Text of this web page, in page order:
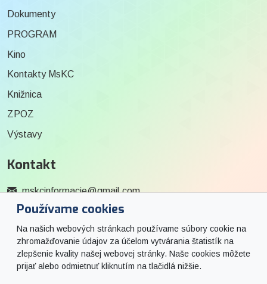
Používame cookies
Na našich webových stránkach používame súbory cookie na
zhromažďovanie údajov za účelom vytvárania štatistík na
zlepšenie kvality našej webovej stránky. Naše cookies môžete
prijať alebo odmietnuť kliknutím na tlačidlá nižšie.
Dokumenty
PROGRAM
Kino
Kontakty MsKC
Knižnica
ZPOZ
Výstavy
Kontakt
mskcinformacie@gmail.com
0915 727 244
Social
Facebook